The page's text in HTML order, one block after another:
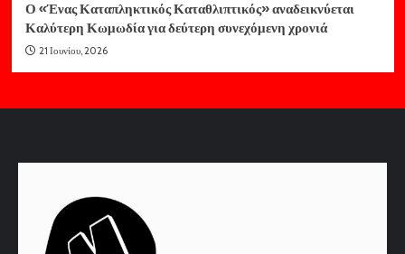
Ο «Ένας Καταπληκτικός Καταθλιπτικός» αναδεικνύεται
Καλύτερη Κωμωδία για δεύτερη συνεχόμενη χρονιά
21 Ιουνίου, 2026